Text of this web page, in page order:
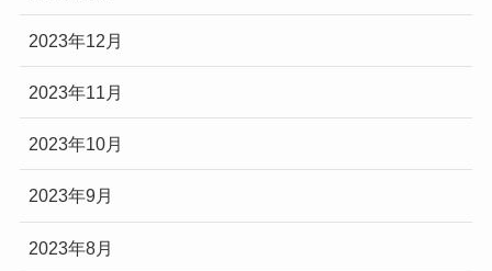
2023年12月
2023年11月
2023年10月
2023年9月
2023年8月